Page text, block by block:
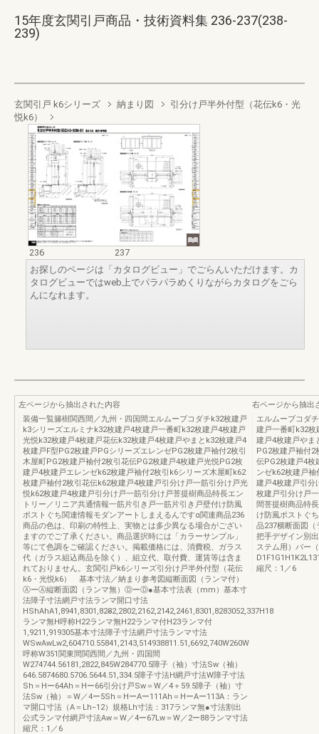
15年度玄関引戸商品・技術資料集 236-237(238-
239)
玄関引戸 k6シリーズ 納まり図
引分け戸半外付型（花伝k6・光
悦k6）
236
237
お探しのページは「カタログビュー」でごらんいただけます。カ
タログビューではweb上でパラパラめくりながらカタログをごら
んになれます。
左ページから抽出された内容
装備一覧籐樹関西間／九州・四国間エルムーブコダチk32枚建戸
k3シリーズエルミナk32枚建戸4枚建戸一番町k32枚建戸4枚建戸
光悦k32枚建戸4枚建戸花伝k32枚建戸4枚建戸やまとk32枚建戸4
枚建戸F型PG2枚建戸PGシリーズエレンゼPG2枚建戸袖付2枚引
木屋町PG2枚建戸袖付2枚引花伝PG2枚建戸4枚建戸光悦PG2枚
建戸4枚建戸エレンゼk62枚建戸袖付2枚引k6シリーズ木屋町k62
枚建戸袖付2枚引花伝k62枚建戸4枚建戸引分け戸一筋引分け戸光
悦k62枚建戸4枚建戸引分け戸一筋引分け戸菩提樹商品特長エン
トリー／リニア共通情報一筋片引き戸一筋片引き戸壁付け防風
ポストぐち関連情報モダンアートしまえるんですα関連商品236
商品の色は、印刷の特性上、実物とは多少異なる場合がござい
ますのでご了承ください。商品選択時には「カラーサンプル」
等にて色調をご確認ください。掲載価格には、消費税、ガラス
代（ガラス組込商品を除く）、組立代、取付費、運賃等は含ま
れておりません。玄関引戸k6シリーズ引分け戸半外付型（花伝
k6・光悦k6） 基本寸法／納まり参考図縦断面図（ランマ付）
ⒶーⒶ縦断面図（ランマ無）ⒹーⒹ●基本寸法表（mm）基本寸
法障子寸法網戸寸法ランマ開口寸法
HShAhA1,8941,8301,828̶2,2802,2162,214̶2,2461,8301,8283052,337H18
ランマ無H呼称H22ランマ無H22ランマ付H23ランマ付
1,9211,919305基本寸法障子寸法網戸寸法ランマ寸法
WSwAwLw2,604710.55841,2143,514938811.51,6692,740W260W
呼称W351関東間関西間／九州・四国間
W274744.56181,2822,845W284770.5障子（袖）寸法Sw（袖）
646.5874680.5706.5644.51,334.5障子寸法H網戸寸法W障子寸法
Sh＝Hー64Ah＝Hー66引分け戸Sw＝W／4＋59.5障子（袖）寸
法Sw（袖）＝W／4ー5Sh＝HーAー111Ah＝HーAー113A：ラン
マ開口寸法（A＝Lh−12）規格Lh寸法：317ランマ無●寸法割出
公式ランマ付網戸寸法Aw＝W／4ー67Lw＝W／2ー88ランマ寸法
縮尺：1／6
右ページから抽出
エルムーブコダ
建戸一番町k32枚
建戸4枚建戸やま
PG2枚建戸袖付2
伝PG2枚建戸4枚
ンゼk62枚建戸
建戸4枚建戸引分
枚建戸引分け戸
間菩提樹商品特
け防風ポストぐ
品237横断面図
把手デザイン別
ステム用）バー
縮尺：1／6